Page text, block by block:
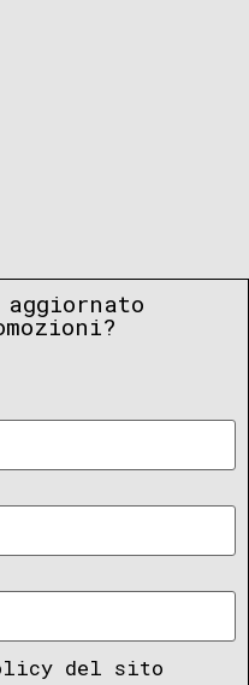
aggiornato
del sito